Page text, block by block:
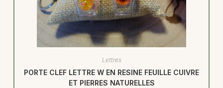
Lettres
PORTE CLEF LETTRE W EN RESINE FEUILLE CUIVRE
ET PIERRES NATURELLES